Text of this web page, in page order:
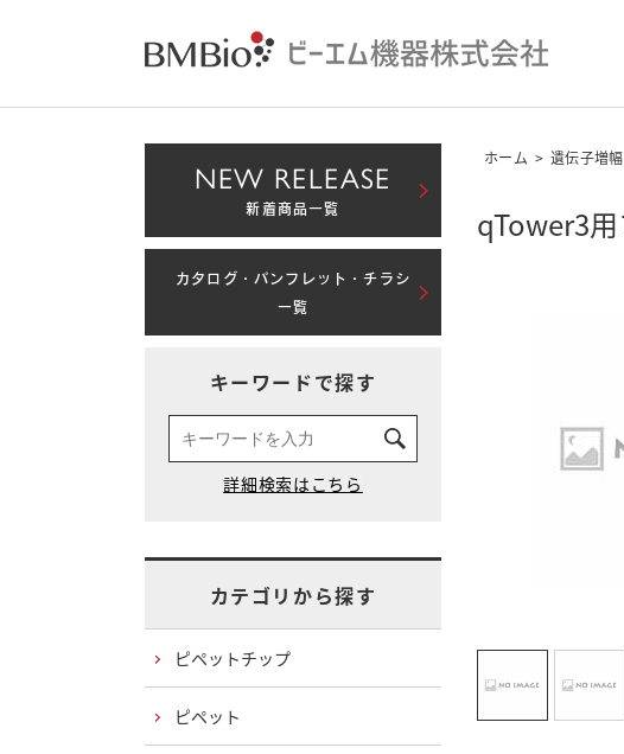
ホーム > 遺伝子増幅
qTower3
NEW RELEASE
新着商品一覧
カタログ・パンフレット・チラシ
一覧
キーワードで探す
カテゴリから探す
ピペットチップ
ピペット